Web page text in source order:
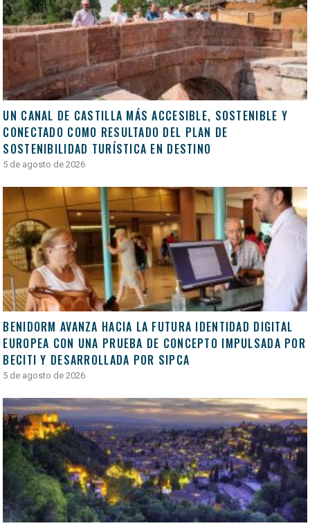
UN CANAL DE CASTILLA MÁS ACCESIBLE, SOSTENIBLE Y
CONECTADO COMO RESULTADO DEL PLAN DE
SOSTENIBILIDAD TURÍSTICA EN DESTINO
5 de agosto de 2026
BENIDORM AVANZA HACIA LA FUTURA IDENTIDAD DIGITAL
EUROPEA CON UNA PRUEBA DE CONCEPTO IMPULSADA POR
BECITI Y DESARROLLADA POR SIPCA
5 de agosto de 2026